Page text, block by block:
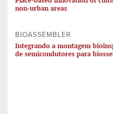
non-urban areas
BIOASSEMBLER
Integrando a montagem
de semicondutores para